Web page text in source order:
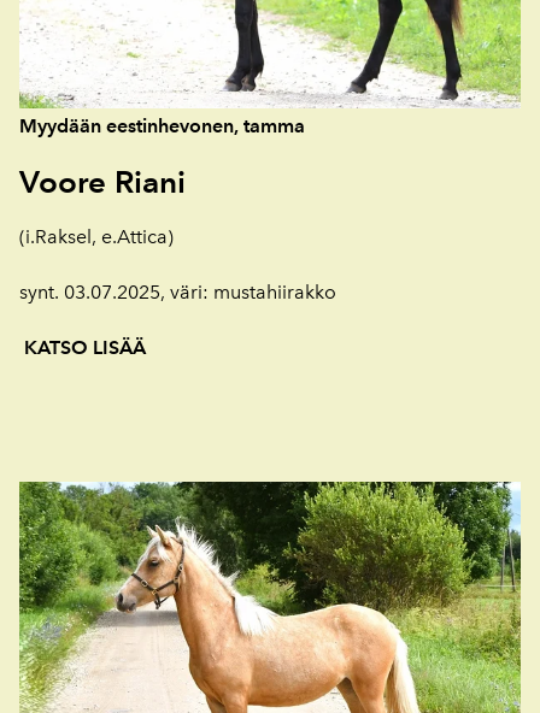
Myydään eestinhevonen, tamma
Voore Riani
(i.Raksel, e.Attica)
synt. 03.07.2025, väri: mustahiirakko
KATSO LISÄÄ